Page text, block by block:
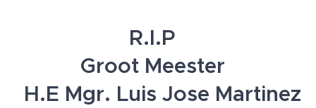
✝️ R.I.P ✝️
Groot Meester
H.E Mgr. Luis Jose Martinez